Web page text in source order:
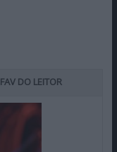
FAV DO LEITOR